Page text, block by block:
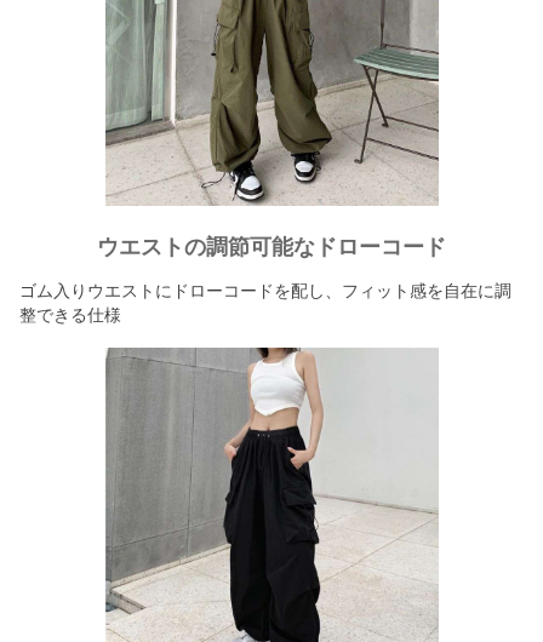
ウエストの調節可能なドローコード
ゴム入りウエストにドローコードを配し、フィット感を自在に調
整できる仕様